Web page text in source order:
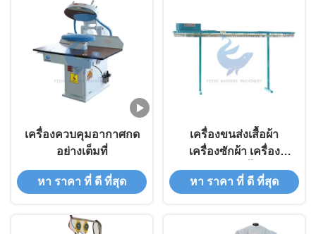
เครื่องควบคุมอากาศกด
อย่างเต็มที่
หา ราคา ที่ ดี ที่สุด
เครื่องขนส่งเสื้อผ้า
เครื่องซักผ้า เครื่อง
ขนส่งเก็บเสื้อผ้า
หา ราคา ที่ ดี ที่สุด